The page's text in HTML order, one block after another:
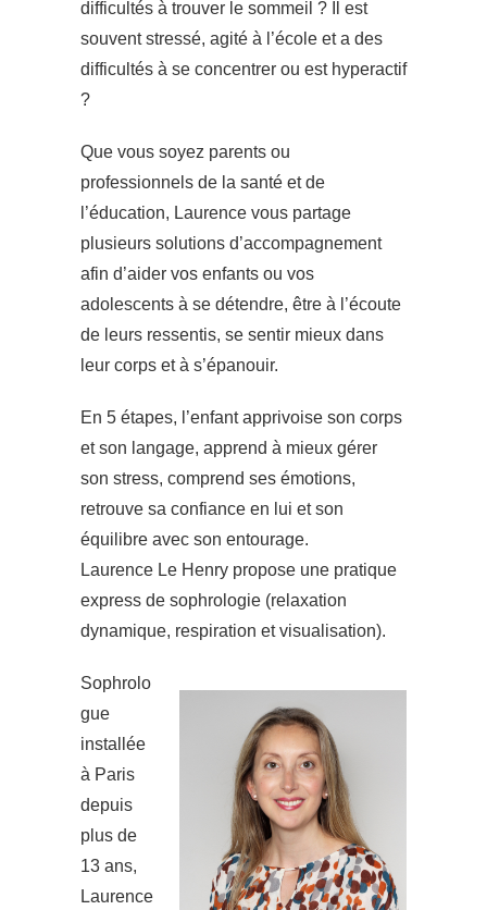
difficultés à trouver le sommeil ? Il est
souvent stressé, agité à l’école et a des
difficultés à se concentrer ou est hyperactif
?
Que vous soyez parents ou
professionnels de la santé et de
l’éducation, Laurence vous partage
plusieurs solutions d’accompagnement
afin d’aider vos enfants ou vos
adolescents à se détendre, être à l’écoute
de leurs ressentis, se sentir mieux dans
leur corps et à s’épanouir.
En 5 étapes, l’enfant apprivoise son corps
et son langage, apprend à mieux gérer
son stress, comprend ses émotions,
retrouve sa confiance en lui et son
équilibre avec son entourage.
Laurence Le Henry propose une pratique
express de sophrologie (relaxation
dynamique, respiration et visualisation).
Sophrolo
gue
installée
à Paris
depuis
plus de
13 ans,
Laurence